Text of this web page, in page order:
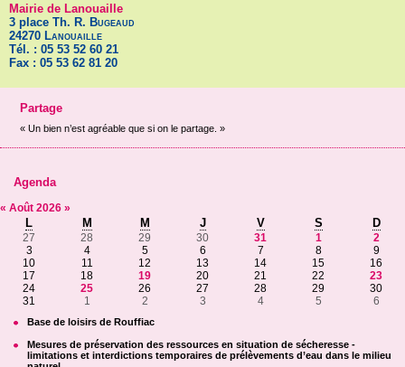
Mairie de Lanouaille
3 place Th. R. Bugeaud
24270 Lanouaille
Tél. : 05 53 52 60 21
Fax : 05 53 62 81 20
Partage
« Un bien n’est agréable que si on le partage. »
Agenda
« Août 2026 »
L M M J V S D
27 28 29 30 31 1
2
3
4 5 6 7 8
9
10
11 12 13 14 15
16
17
18 19 20 21 22
23
24
25 26 27 28 29
30
31
1 2 3 4 5 6
Base de loisirs de Rouffiac
Mesures de préservation des ressources en situation de sécheresse -
limitations et interdictions temporaires de prélèvements d’eau dans le milieu